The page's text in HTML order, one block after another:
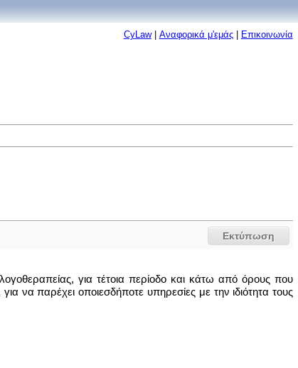
CyLaw| Αναφορικά μ'εμάς| Επικοινωνία
Εκτύπωση
για τέτοια περίοδο και κάτω από όρους που
να παρέχει οποιεσδήποτε υπηρεσίες με την ιδιότητα τους